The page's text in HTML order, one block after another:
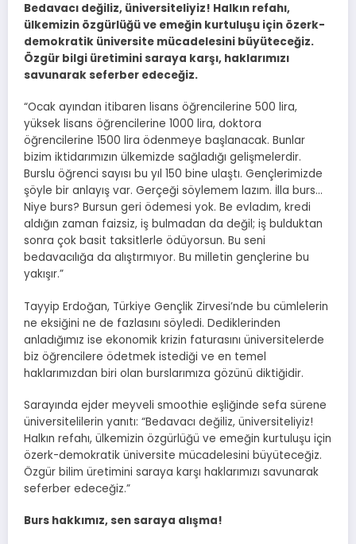
Bedavacı değiliz, üniversiteliyiz! Halkın refahı,
ülkemizin özgürlüğü ve emeğin kurtuluşu için özerk-
demokratik üniversite mücadelesini büyüteceğiz.
Özgür bilgi üretimini saraya karşı, haklarımızı
savunarak seferber edeceğiz.
“Ocak ayından itibaren lisans öğrencilerine 500 lira,
yüksek lisans öğrencilerine 1000 lira, doktora
öğrencilerine 1500 lira ödenmeye başlanacak. Bunlar
bizim iktidarımızın ülkemizde sağladığı gelişmelerdir.
Burslu öğrenci sayısı bu yıl 150 bine ulaştı. Gençlerimizde
şöyle bir anlayış var. Gerçeği söylemem lazım. İlla burs…
Niye burs? Bursun geri ödemesi yok. Be evladım, kredi
aldığın zaman faizsiz, iş bulmadan da değil; iş bulduktan
sonra çok basit taksitlerle ödüyorsun. Bu seni
bedavacılığa da alıştırmıyor. Bu milletin gençlerine bu
yakışır.”
Tayyip Erdoğan, Türkiye Gençlik Zirvesi’nde bu cümlelerin
ne eksiğini ne de fazlasını söyledi. Dediklerinden
anladığımız ise ekonomik krizin faturasını üniversitelerde
biz öğrencilere ödetmek istediği ve en temel
haklarımızdan biri olan burslarımıza gözünü diktiğidir.
Sarayında ejder meyveli smoothie eşliğinde sefa sürene
üniversitelilerin yanıtı: “Bedavacı değiliz, üniversiteliyiz!
Halkın refahı, ülkemizin özgürlüğü ve emeğin kurtuluşu için
özerk-demokratik üniversite mücadelesini büyüteceğiz.
Özgür bilim üretimini saraya karşı haklarımızı savunarak
seferber edeceğiz.”
Burs hakkımız, sen saraya alışma!